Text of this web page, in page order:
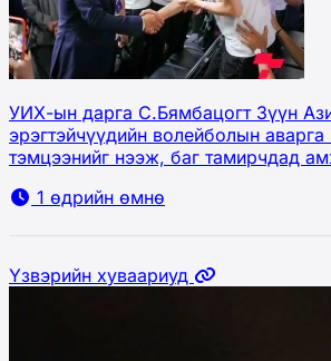
УИХ-ын дарга С.Бямбацогт Зүүн
эрэгтэйчүүдийн волейболын аварга
тэмцээнийг нээж, баг тамирчдад
1 өдрийн өмнө
Үзвэрийн хуваариуд